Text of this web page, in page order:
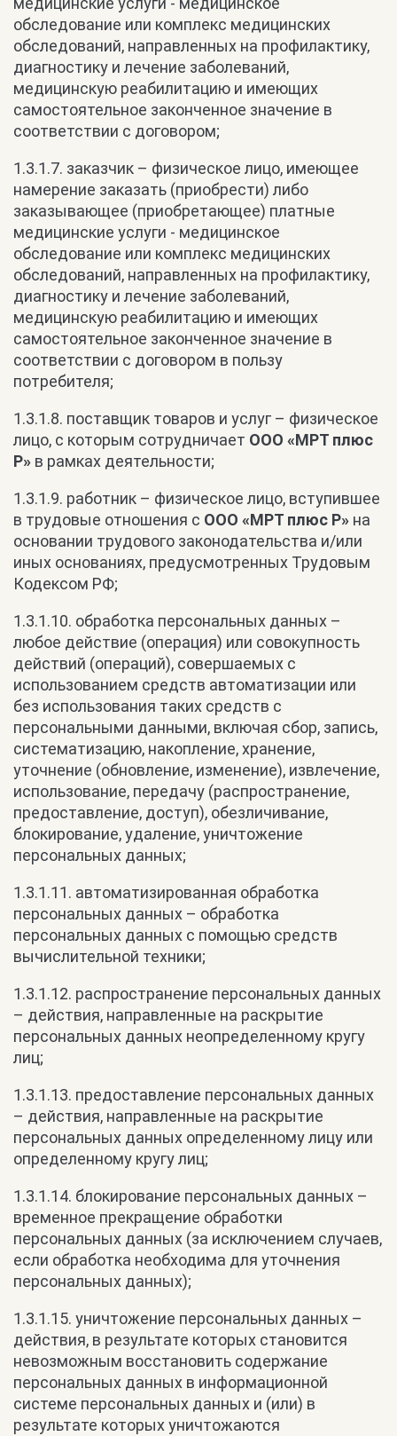
обследование или комплекс медицинских
обследований, направленных на профилактику,
диагностику и лечение заболеваний,
медицинскую реабилитацию и имеющих
самостоятельное законченное значение в
соответствии с договором;
1.3.1.7. заказчик – физическое лицо, имеющее
намерение заказать (приобрести) либо
заказывающее (приобретающее) платные
медицинские услуги - медицинское
обследование или комплекс медицинских
обследований, направленных на профилактику,
диагностику и лечение заболеваний,
медицинскую реабилитацию и имеющих
самостоятельное законченное значение в
соответствии с договором в пользу
потребителя;
1.3.1.8. поставщик товаров и услуг – физическое
лицо, с которым сотрудничает ООО «МРТ плюс
Р» в рамках деятельности;
1.3.1.9. работник – физическое лицо, вступившее
в трудовые отношения с ООО «МРТ плюс Р» на
основании трудового законодательства и/или
иных основаниях, предусмотренных Трудовым
Кодексом РФ;
1.3.1.10. обработка персональных данных –
любое действие (операция) или совокупность
действий (операций), совершаемых с
использованием средств автоматизации или
без использования таких средств с
персональными данными, включая сбор, запись,
систематизацию, накопление, хранение,
уточнение (обновление, изменение), извлечение,
использование, передачу (распространение,
предоставление, доступ), обезличивание,
блокирование, удаление, уничтожение
персональных данных;
1.3.1.11. автоматизированная обработка
персональных данных – обработка
персональных данных с помощью средств
вычислительной техники;
1.3.1.12. распространение персональных данных
– действия, направленные на раскрытие
персональных данных неопределенному кругу
лиц;
1.3.1.13. предоставление персональных данных
– действия, направленные на раскрытие
персональных данных определенному лицу или
определенному кругу лиц;
1.3.1.14. блокирование персональных данных –
временное прекращение обработки
персональных данных (за исключением случаев,
если обработка необходима для уточнения
персональных данных);
1.3.1.15. уничтожение персональных данных –
действия, в результате которых становится
невозможным восстановить содержание
персональных данных в информационной
системе персональных данных и (или) в
результате которых уничтожаются